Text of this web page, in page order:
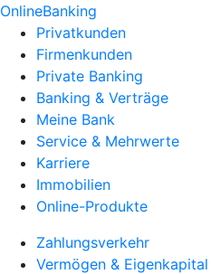
OnlineBanking
Privatkunden
Firmenkunden
Private Banking
Banking & Verträge
Meine Bank
Service & Mehrwerte
Karriere
Immobilien
Online-Produkte
Zahlungsverkehr
Vermögen & Eigenkapital